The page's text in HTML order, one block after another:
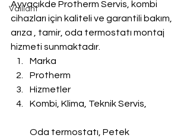
Vaillant
Ayvacıkde Protherm Servis, kombi
cihazları için kaliteli ve garantili bakım,
arıza , tamir, oda termostatı montaj
hizmeti sunmaktadır.
Marka
Protherm
Hizmetler
Kombi, Klima, Teknik Servis,
Oda termostatı, Petek